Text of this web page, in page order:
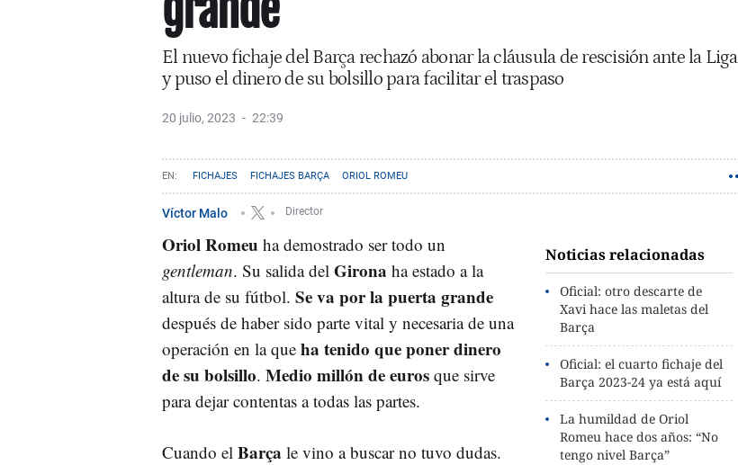
El nuevo fichaje del Barça rechazó abonar la cláusula de rescisión ante la Liga
y puso el dinero de su bolsillo para facilitar el traspaso
20 julio, 2023 22:39
FICHAJES FICHAJES BARÇA ORIOL ROMEU
Víctor Malo Director
Noticias relacionadas
Oficial: otro descarte de
Xavi hace las maletas del
Barça
Oficial: el cuarto fichaje del
Barça 2023-24 ya está aquí
La humildad de Oriol
Romeu hace dos años: “No
tengo nivel Barça”
Oriol Romeu ha demostrado ser todo un
gentleman. Su salida del Girona ha estado a la
altura de su fútbol. Se va por la puerta grande
después de haber sido parte vital y necesaria de una
operación en la que ha tenido que poner dinero
de su bolsillo. Medio millón de euros que sirve
para dejar contentas a todas las partes.
Cuando el Barça le vino a buscar no tuvo dudas.